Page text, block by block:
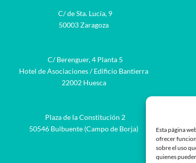
Esta página
ofrecer
sobre el uso
quienes
C/ de Sta. Lucía, 9
50003 Zaragoza
C/ Berenguer, 4 Planta 5
Hotel de Asociaciones / Edificio Bantierra
22002 Huesca
Plaza de la Constitución 2
50546 Bulbuente (Campo de Borja)